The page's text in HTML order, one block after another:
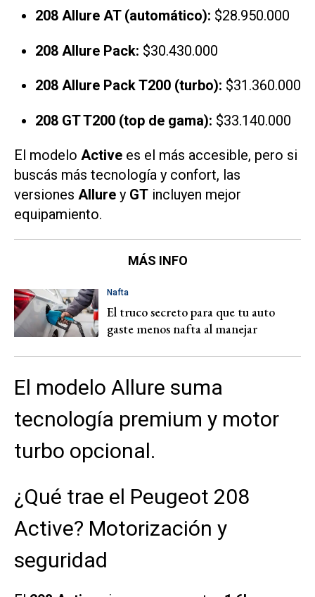
208 Allure AT (automático): $28.950.000
208 Allure Pack: $30.430.000
208 Allure Pack T200 (turbo): $31.360.000
208 GT T200 (top de gama): $33.140.000
El modelo Active es el más accesible, pero si
buscás más tecnología y confort, las
versiones Allure y GT incluyen mejor
equipamiento.
MÁS INFO
Nafta
El truco secreto para que tu auto
gaste menos nafta al manejar
El modelo Allure suma
tecnología premium y motor
turbo opcional.
¿Qué trae el Peugeot 208
Active? Motorización y
seguridad